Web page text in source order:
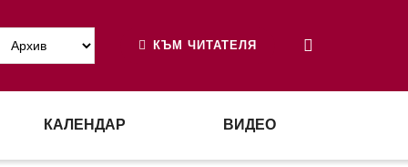
КЪМ ЧИТАТЕЛЯ
КАЛЕНДАР ВИДЕО